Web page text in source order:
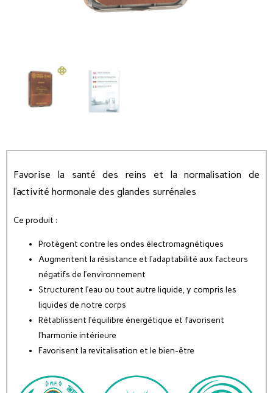
Favorise la santé des reins et la normalisation de
l’activité hormonale des glandes surrénales
Ce produit :
Protègent contre les ondes électromagnétiques
Augmentent la résistance et l’adaptabilité aux facteurs
négatifs de l’environnement
Structurent l’eau ou tout autre liquide, y compris les
liquides de notre corps
Rétablissent l’équilibre énergétique et favorisent
l’harmonie intérieure
Favorisent la revitalisation et le bien-être